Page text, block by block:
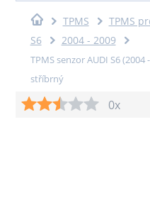
TPMS TPMS
S6
2004 - 2009
TPMS senzor AUDI S6 (2004
stříbrný
0x